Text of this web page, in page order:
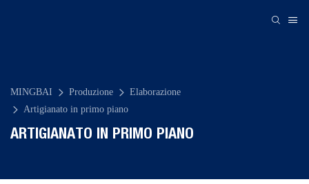
MINGBAI Produzione
Elaborazione
Artigianato in primo piano
ARTIGIANATO IN PRIMO PIANO